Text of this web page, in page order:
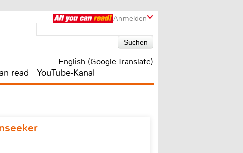
Anmelden
English (Google Translate)
read YouTube-Kanal